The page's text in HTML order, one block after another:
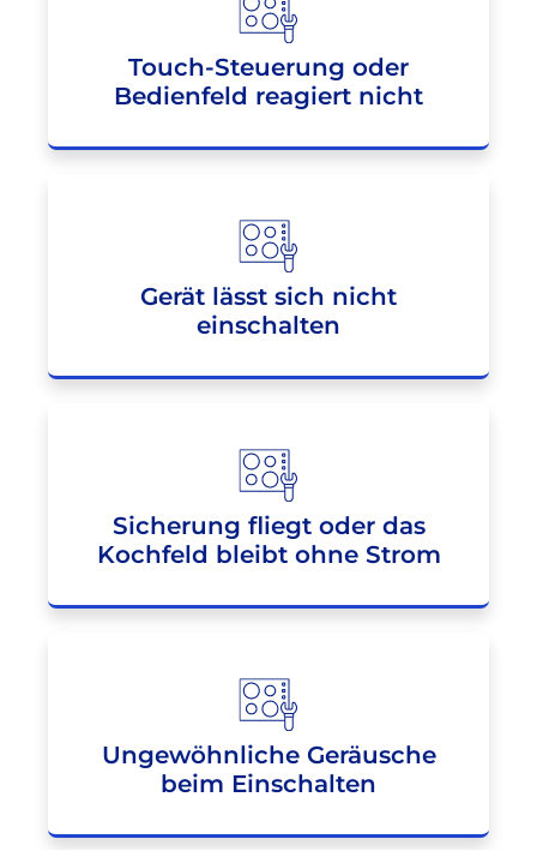
Touch-Steuerung oder
Bedienfeld reagiert nicht
Gerät lässt sich nicht
einschalten
Sicherung fliegt oder das
Kochfeld bleibt ohne Strom
Ungewöhnliche Geräusche
beim Einschalten